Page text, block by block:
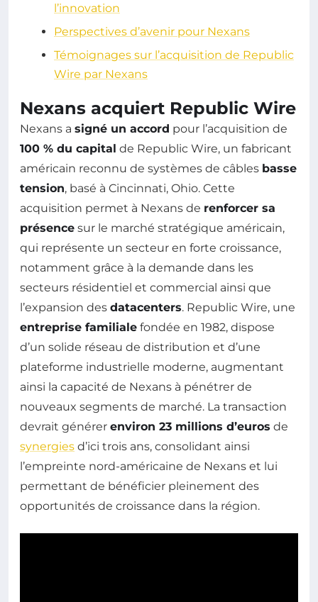
l’innovation
Perspectives d’avenir pour Nexans
Témoignages sur l’acquisition de Republic
Wire par Nexans
Nexans acquiert Republic Wire
Nexans a signé un accord pour l’acquisition de
100 % du capital de Republic Wire, un fabricant
américain reconnu de systèmes de câbles basse
tension, basé à Cincinnati, Ohio. Cette
acquisition permet à Nexans de renforcer sa
présence sur le marché stratégique américain,
qui représente un secteur en forte croissance,
notamment grâce à la demande dans les
secteurs résidentiel et commercial ainsi que
l’expansion des datacenters. Republic Wire, une
entreprise familiale fondée en 1982, dispose
d’un solide réseau de distribution et d’une
plateforme industrielle moderne, augmentant
ainsi la capacité de Nexans à pénétrer de
nouveaux segments de marché. La transaction
devrait générer environ 23 millions d’euros de
synergies d’ici trois ans, consolidant ainsi
l’empreinte nord-américaine de Nexans et lui
permettant de bénéficier pleinement des
opportunités de croissance dans la région.